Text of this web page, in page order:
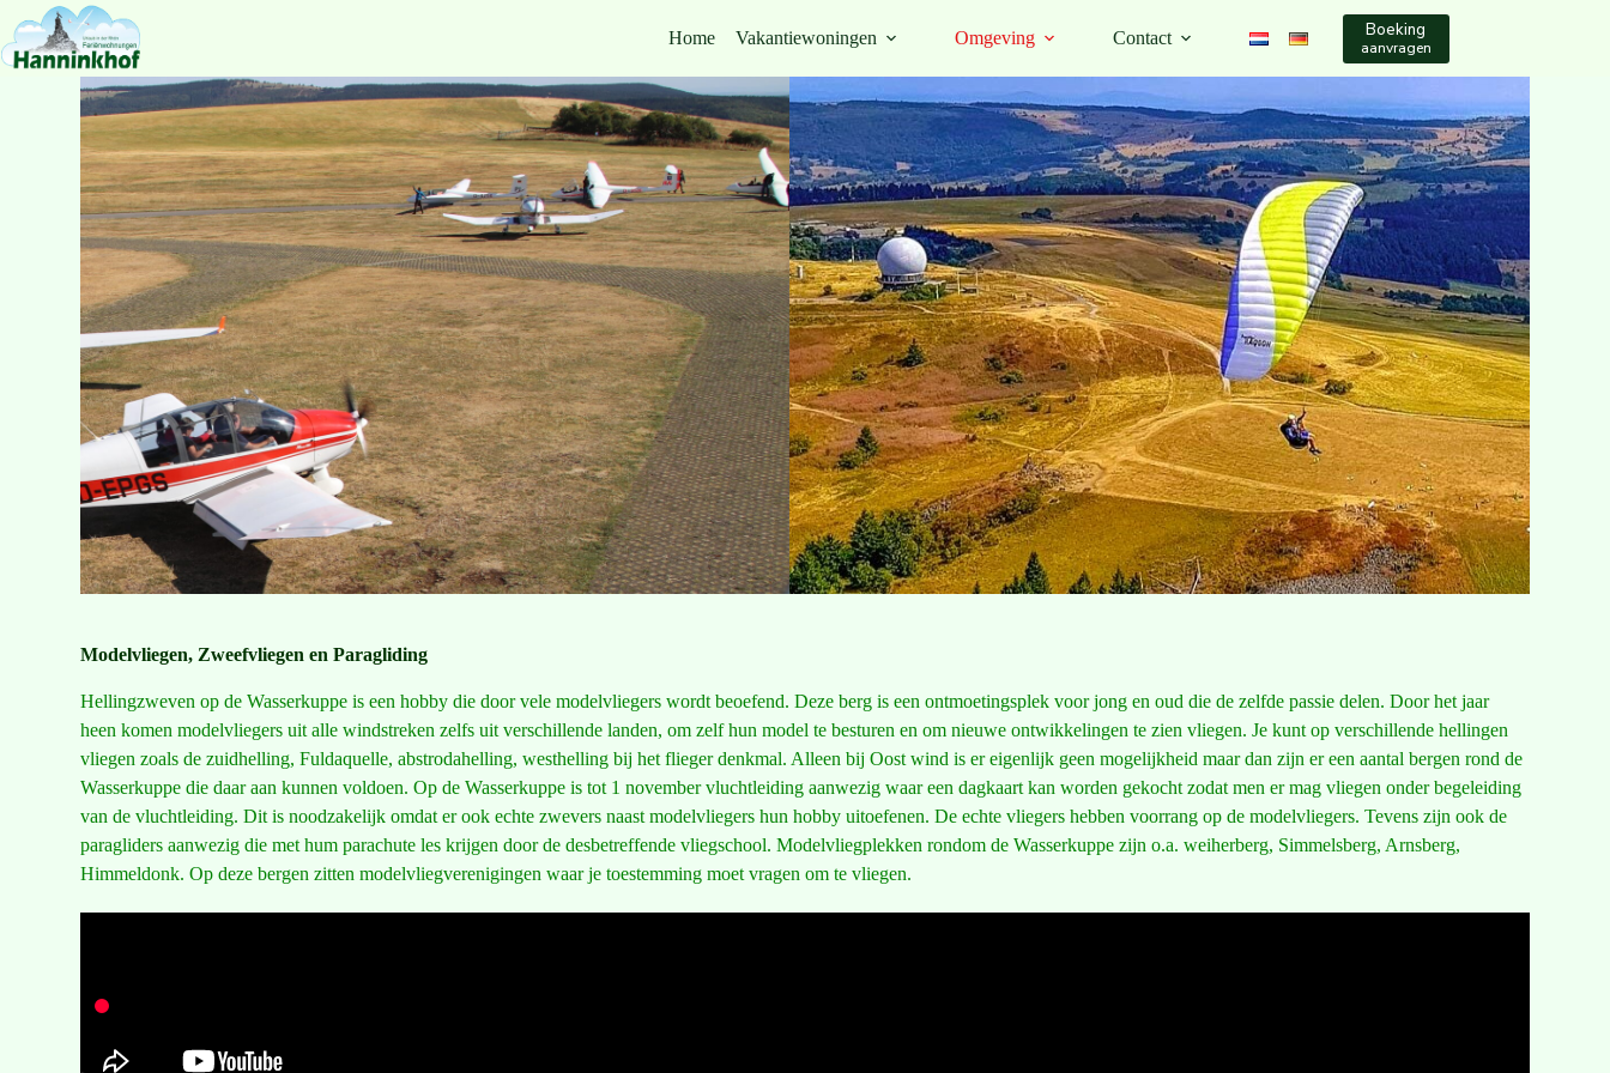
Home Vakantiewoningen Omgeving Contact Boeking
aanvragen
Modelvliegen, Zweefvliegen en Paragliding
Hellingzweven op de Wasserkuppe is een hobby die door vele modelvliegers wordt beoefend. Deze berg is een ontmoetingsplek voor jong en oud die de zelfde passie delen. Door het jaar
heen komen modelvliegers uit alle windstreken zelfs uit verschillende landen, om zelf hun model te besturen en om nieuwe ontwikkelingen te zien vliegen. Je kunt op verschillende hellingen
vliegen zoals de zuidhelling, Fuldaquelle, abstrodahelling, westhelling bij het flieger denkmal. Alleen bij Oost wind is er eigenlijk geen mogelijkheid maar dan zijn er een aantal bergen rond de
Wasserkuppe die daar aan kunnen voldoen. Op de Wasserkuppe is tot 1 november vluchtleiding aanwezig waar een dagkaart kan worden gekocht zodat men er mag vliegen onder begeleiding
van de vluchtleiding. Dit is noodzakelijk omdat er ook echte zwevers naast modelvliegers hun hobby uitoefenen. De echte vliegers hebben voorrang op de modelvliegers. Tevens zijn ook de
paragliders aanwezig die met hum parachute les krijgen door de desbetreffende vliegschool. Modelvliegplekken rondom de Wasserkuppe zijn o.a. weiherberg, Simmelsberg, Arnsberg,
Himmeldonk. Op deze bergen zitten modelvliegverenigingen waar je toestemming moet vragen om te vliegen.